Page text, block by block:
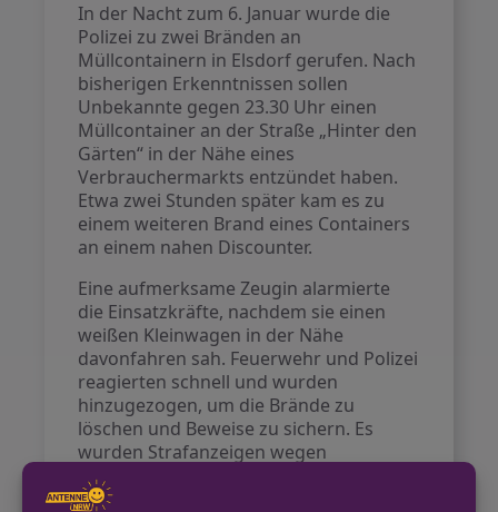
In der Nacht zum 6. Januar wurde die
Polizei zu zwei Bränden an
Müllcontainern in Elsdorf gerufen. Nach
bisherigen Erkenntnissen sollen
Unbekannte gegen 23.30 Uhr einen
Müllcontainer an der Straße „Hinter den
Gärten“ in der Nähe eines
Verbrauchermarkts entzündet haben.
Etwa zwei Stunden später kam es zu
einem weiteren Brand eines Containers
an einem nahen Discounter.
Eine aufmerksame Zeugin alarmierte
die Einsatzkräfte, nachdem sie einen
weißen Kleinwagen in der Nähe
davonfahren sah. Feuerwehr und Polizei
reagierten schnell und wurden
hinzugezogen, um die Brände zu
löschen und Beweise zu sichern. Es
wurden Strafanzeigen wegen
Sachbeschädigung durch Feuer
aufgenommen.